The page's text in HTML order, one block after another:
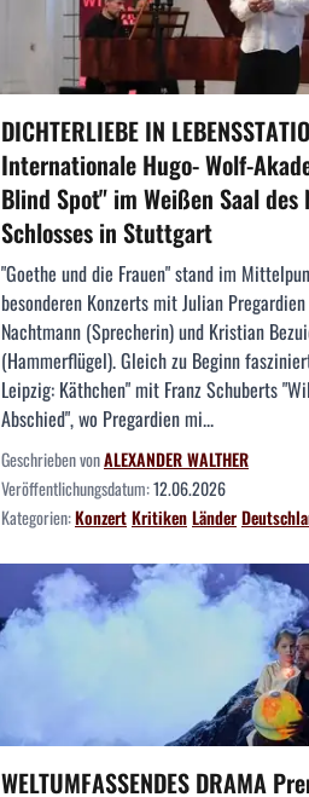
DICHTERLIEBE IN
Internationale Hugo- Wolf-
Blind Spot" im Weißen Saal des
Schlosses in Stuttgart
"Goethe und die Frauen" stand im
besonderen Konzerts mit Julian
Nachtmann (Sprecherin) und Kristian
(Hammerflügel). Gleich zu Beginn
Leipzig: Käthchen" mit Franz Schuberts
Abschied", wo Pregardien mi...
Geschrieben vonALEXANDER WALTHER
Veröffentlichungsdatum:12.06.2026
Kategorien:KonzertKritikenLänder
WELTUMFASSENDES DRAMA